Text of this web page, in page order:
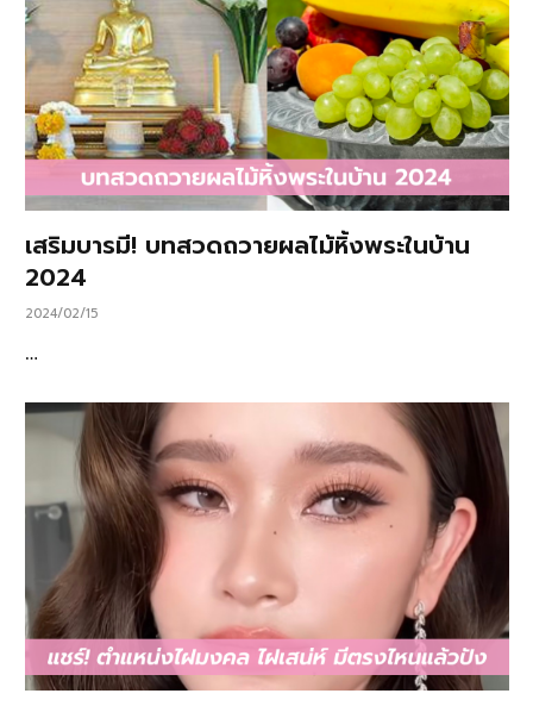
เสริมบารมี! บทสวดถวายผลไม้หิ้งพระในบ้าน
2024
2024/02/15
…